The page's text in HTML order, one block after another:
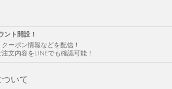
ント開設！
ーポン情報などを配信！
文内容をLINEでも確認可能！
いて